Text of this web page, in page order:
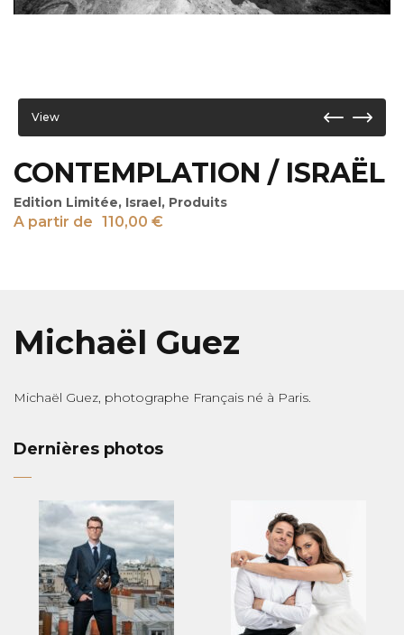
View
CONTEMPLATION / ISRAËL
Edition Limitée, Israel, Produits
A partir de 110,00 €
Michaël Guez
Michaël Guez, photographe Français né à Paris.
Dernières photos